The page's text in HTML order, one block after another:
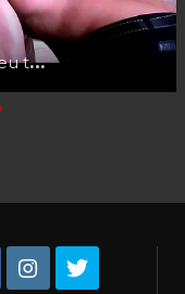
Era só uma limpeza, mas ele meteu tudo no meu cuzinho!